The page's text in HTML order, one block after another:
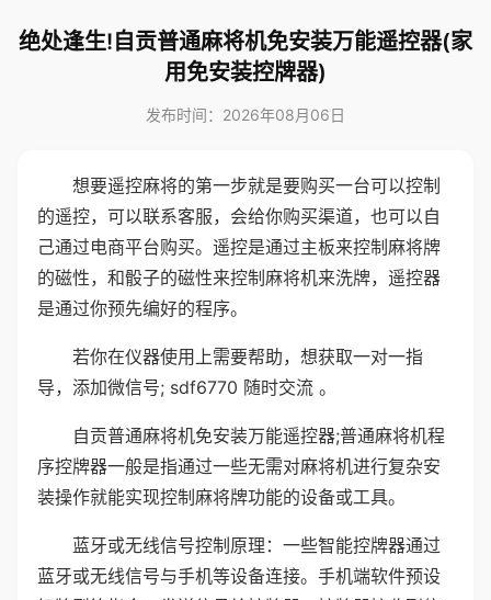
绝处逢生!自贡普通麻将机免安装万能遥控器(家
用免安装控牌器)
发布时间：2026年08月06日
想要遥控麻将的第一步就是要购买一台可以控制
的遥控，可以联系客服，会给你购买渠道，也可以自
己通过电商平台购买。遥控是通过主板来控制麻将牌
的磁性，和骰子的磁性来控制麻将机来洗牌，遥控器
是通过你预先编好的程序。
若你在仪器使用上需要帮助，想获取一对一指
导，添加微信号; sdf6770 随时交流 。
自贡普通麻将机免安装万能遥控器;普通麻将机程
序控牌器一般是指通过一些无需对麻将机进行复杂安
装操作就能实现控制麻将牌功能的设备或工具。
蓝牙或无线信号控制原理：一些智能控牌器通过
蓝牙或无线信号与手机等设备连接。手机端软件预设